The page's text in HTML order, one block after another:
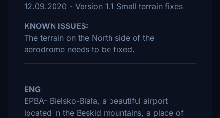
12.09.2020 - Version 1.1 Small terrain fixes
KNOWN ISSUES:
The terrain on the North side of the
aerodrome needs to be fixed.
ENG
EPBA- Bielsko-Biała, a beautiful airport
located in the Beskid mountains, a place of